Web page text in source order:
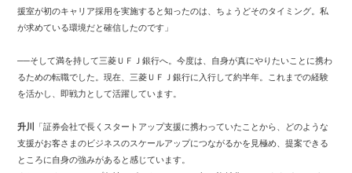
援室が初のキャリア採用を実施すると知ったのは、ちょうどそのタイミング。私
が求めている環境だと確信したのです」
──そして満を持して三菱ＵＦＪ銀行へ。今度は、自身が真にやりたいことに携わ
るための転職でした。現在、三菱ＵＦＪ銀行に入行して約半年。これまでの経験
を活かし、即戦力として活躍しています。
升川
「証券会社で長くスタートアップ支援に携わっていたことから、どのような
支援がお客さまのビジネスのスケールアップにつながるかを見極め、提案できる
ところに自身の強みがあると感じています。